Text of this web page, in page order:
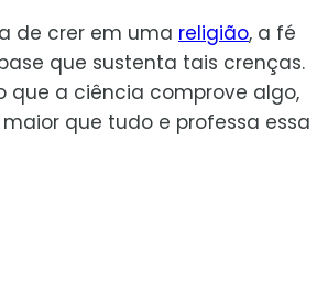
de crer em uma religião, a fé
que sustenta tais crenças.
que a ciência comprove algo,
que tudo e professa essa